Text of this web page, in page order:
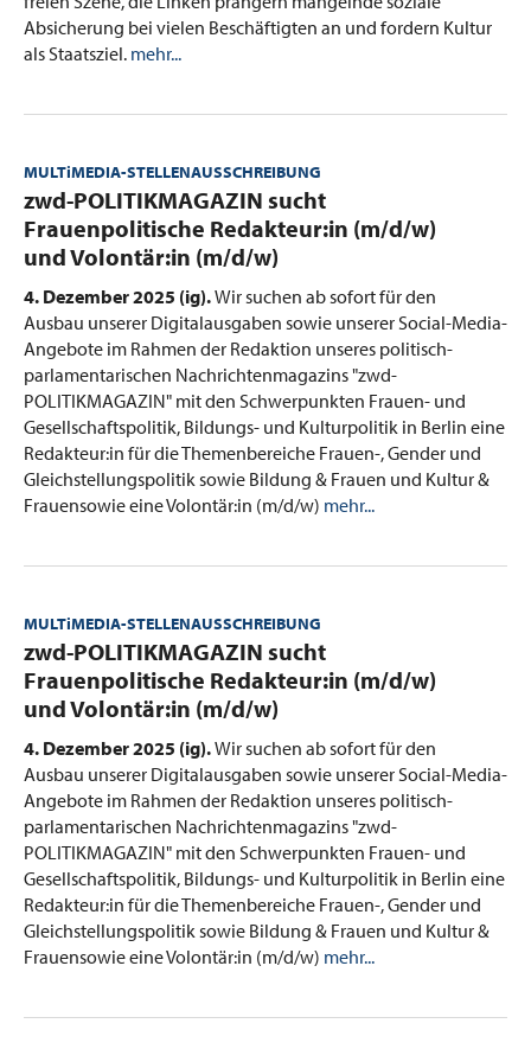
Absicherung bei vielen Beschäftigten an und fordern Kultur
als Staatsziel. mehr...
MULTiMEDIA-STELLENAUSSCHREIBUNG
:zwd-POLITIKMAGAZIN sucht
Frauenpolitische Redakteur:in (m/d/w)
und Volontär:in (m/d/w)
4. Dezember 2025 (ig).Wir suchen ab sofort für den
Ausbau unserer Digitalausgaben sowie unserer Social-Media-
Angebote im Rahmen der Redaktion unseres politisch-
parlamentarischen Nachrichtenmagazins "zwd-
POLITIKMAGAZIN" mit den Schwerpunkten Frauen- und
Gesellschaftspolitik, Bildungs- und Kulturpolitik in Berlin eine
Redakteur:in für die Themenbereiche Frauen-, Gender und
Gleichstellungspolitik sowie Bildung & Frauen und Kultur &
Frauensowie eine Volontär:in (m/d/w) mehr...
MULTiMEDIA-STELLENAUSSCHREIBUNG
:zwd-POLITIKMAGAZIN sucht
Frauenpolitische Redakteur:in (m/d/w)
und Volontär:in (m/d/w)
4. Dezember 2025 (ig).Wir suchen ab sofort für den
Ausbau unserer Digitalausgaben sowie unserer Social-Media-
Angebote im Rahmen der Redaktion unseres politisch-
parlamentarischen Nachrichtenmagazins "zwd-
POLITIKMAGAZIN" mit den Schwerpunkten Frauen- und
Gesellschaftspolitik, Bildungs- und Kulturpolitik in Berlin eine
Redakteur:in für die Themenbereiche Frauen-, Gender und
Gleichstellungspolitik sowie Bildung & Frauen und Kultur &
Frauensowie eine Volontär:in (m/d/w) mehr...